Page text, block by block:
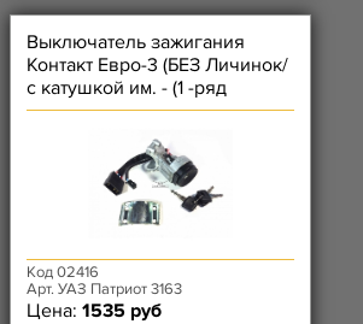
Выключатель зажигания
Контакт Евро-3 (БЕЗ Личинок/
с катушкой им. - (1 -ряд
разъём Ключ НЕ под пульт)
Код 02416
Арт. УАЗ Патриот 3163
Цена: 1535 руб